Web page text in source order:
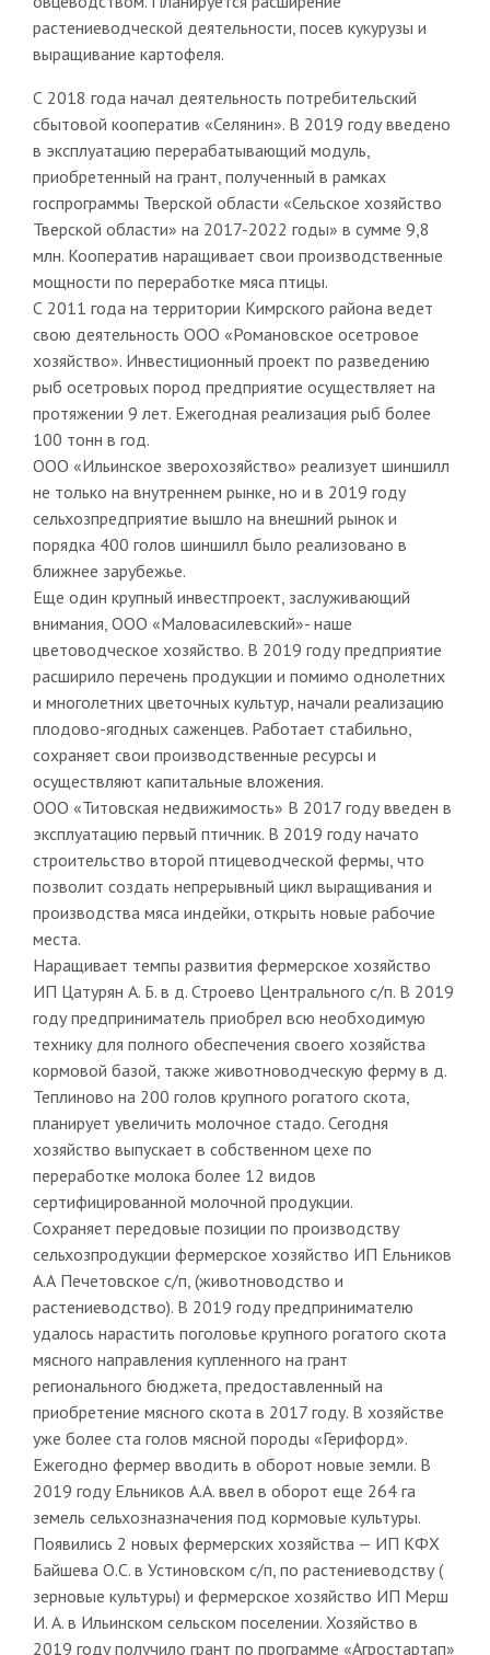
растениеводческой деятельности, посев кукурузы и
выращивание картофеля.
С 2018 года начал деятельность потребительский
сбытовой кооператив «Селянин». В 2019 году введено
в эксплуатацию перерабатывающий модуль,
приобретенный на грант, полученный в рамках
госпрограммы Тверской области «Сельское хозяйство
Тверской области» на 2017-2022 годы» в сумме 9,8
млн. Кооператив наращивает свои производственные
мощности по переработке мяса птицы.
С 2011 года на территории Кимрского района ведет
свою деятельность ООО «Романовское осетровое
хозяйство». Инвестиционный проект по разведению
рыб осетровых пород предприятие осуществляет на
протяжении 9 лет. Ежегодная реализация рыб более
100 тонн в год.
ООО «Ильинское зверохозяйство» реализует шиншилл
не только на внутреннем рынке, но и в 2019 году
сельхозпредприятие вышло на внешний рынок и
порядка 400 голов шиншилл было реализовано в
ближнее зарубежье.
Еще один крупный инвестпроект, заслуживающий
внимания, ООО «Маловасилевский»- наше
цветоводческое хозяйство. В 2019 году предприятие
расширило перечень продукции и помимо однолетних
и многолетних цветочных культур, начали реализацию
плодово-ягодных саженцев. Работает стабильно,
сохраняет свои производственные ресурсы и
осуществляют капитальные вложения.
ООО «Титовская недвижимость» В 2017 году введен в
эксплуатацию первый птичник. В 2019 году начато
строительство второй птицеводческой фермы, что
позволит создать непрерывный цикл выращивания и
производства мяса индейки, открыть новые рабочие
места.
Наращивает темпы развития фермерское хозяйство
ИП Цатурян А. Б. в д. Строево Центрального с/п. В 2019
году предприниматель приобрел всю необходимую
технику для полного обеспечения своего хозяйства
кормовой базой, также животноводческую ферму в д.
Теплиново на 200 голов крупного рогатого скота,
планирует увеличить молочное стадо. Сегодня
хозяйство выпускает в собственном цехе по
переработке молока более 12 видов
сертифицированной молочной продукции.
Сохраняет передовые позиции по производству
сельхозпродукции фермерское хозяйство ИП Ельников
А.А Печетовское с/п, (животноводство и
растениеводство). В 2019 году предпринимателю
удалось нарастить поголовье крупного рогатого скота
мясного направления купленного на грант
регионального бюджета, предоставленный на
приобретение мясного скота в 2017 году. В хозяйстве
уже более ста голов мясной породы «Герифорд».
Ежегодно фермер вводить в оборот новые земли. В
2019 году Ельников А.А. ввел в оборот еще 264 га
земель сельхозназначения под кормовые культуры.
Появились 2 новых фермерских хозяйства — ИП КФХ
Байшева О.С. в Устиновском с/п, по растениеводству (
зерновые культуры) и фермерское хозяйство ИП Мерш
И. А. в Ильинском сельском поселении. Хозяйство в
2019 году получило грант по программе «Агростартап»